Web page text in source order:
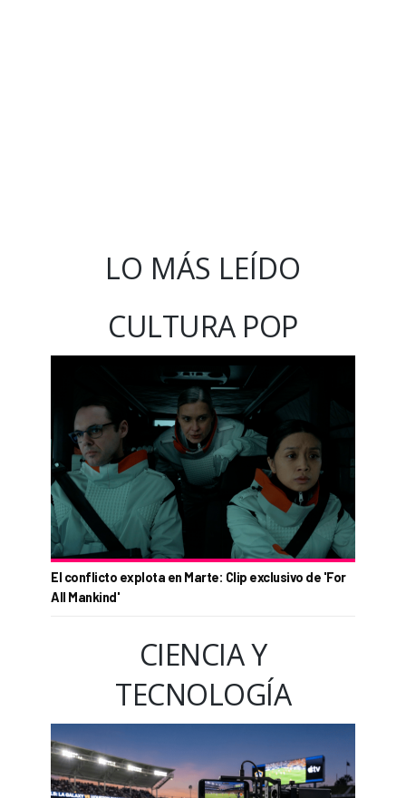
LO MÁS LEÍDO
CULTURA POP
El conflicto explota en Marte: Clip exclusivo de 'For
All Mankind'
CIENCIA Y
TECNOLOGÍA